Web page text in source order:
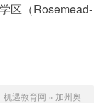
区（Rosemead-
机遇教育网 » 加州奥